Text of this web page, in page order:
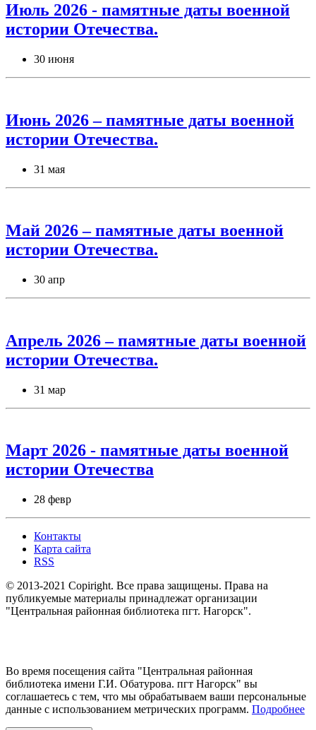
Июль 2026 - памятные даты военной
истории Отечества.
30 июня
Июнь 2026 – памятные даты военной
истории Отечества.
31 мая
Май 2026 – памятные даты военной
истории Отечества.
30 апр
Апрель 2026 – памятные даты военной
истории Отечества.
31 мар
Март 2026 - памятные даты военной
истории Отечества
28 февр
Контакты
Карта сайта
RSS
© 2013-2021 Copiright. Все права защищены. Права на
публикуемые материалы принадлежат организации
"Центральная районная библиотека пгт. Нагорск".
Во время посещения сайта "Центральная районная
библиотека имени Г.И. Обатурова. пгт Нагорск" вы
соглашаетесь с тем, что мы обрабатываем ваши персональные
данные с использованием метрических программ. Подробнее